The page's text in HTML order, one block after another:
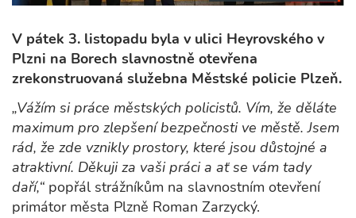
V pátek 3. listopadu byla v ulici Heyrovského v
Plzni na Borech slavnostně otevřena
zrekonstruovaná služebna Městské policie Plzeň.
„Vážím si práce městských policistů. Vím, že děláte
maximum pro zlepšení bezpečnosti ve městě. Jsem
rád, že zde vznikly prostory, které jsou důstojné a
atraktivní. Děkuji za vaši práci a ať se vám tady
daří,“ popřál strážníkům na slavnostním otevření
primátor města Plzně Roman Zarzycký.